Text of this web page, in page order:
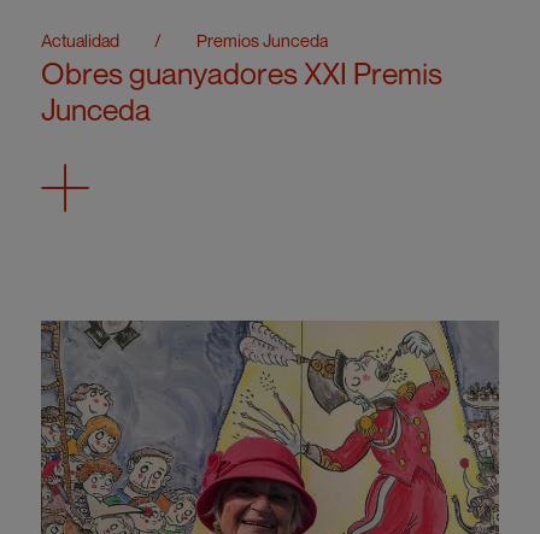
Actualidad / Premios Junceda
Obres guanyadores XXI Premis
Junceda